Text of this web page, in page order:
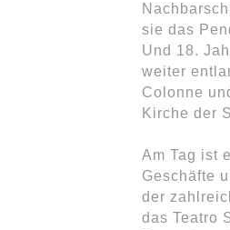
sie das
Und 18.
weiter
Colonne
Kirche der
Am Tag ist
Geschäfte
der
das Teatro